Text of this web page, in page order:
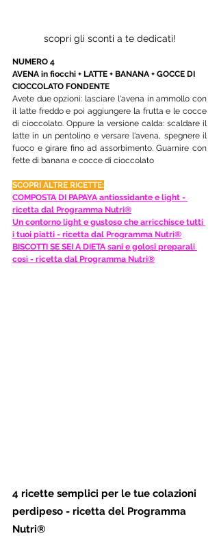
scopri gli sconti a te dedicati!
NUMERO 4
AVENA in fiocchi + LATTE + BANANA + GOCCE DI
CIOCCOLATO FONDENTE
Avete due opzioni: lasciare l'avena in ammollo con
il latte freddo e poi aggiungere la frutta e le cocce
di cioccolato. Oppure la versione calda: scaldare il
latte in un pentolino e versare l'avena, spegnere il
fuoco e girare fino ad assorbimento. Guarnire con
fette di banana e cocce di cioccolato
SCOPRI ALTRE RICETTE:
COMPOSTA DI PAPAYA antiossidante e light -
ricetta dal Programma Nutri®
Un contorno light e gustoso che arricchisce tutti
i tuoi piatti - ricetta dal Programma Nutri®
BISCOTTI SE SEI A DIETA sani e golosi preparali
così - ricetta dal Programma Nutri®
4 ricette semplici per le tue colazioni
perdipeso - ricetta del Programma
Nutri®